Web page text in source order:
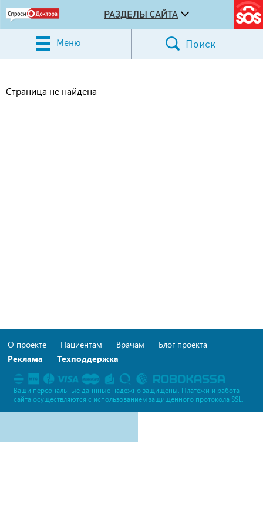
РАЗДЕЛЫ САЙТА
Меню Поиск
Страница не найдена
О проекте Пациентам Врачам
Блог проекта
Реклама
Техподдержка
Ваши персональные даннные надежно защищены. Платежи и работа
сайта осуществляются c использованием защищенного протокола SSL.